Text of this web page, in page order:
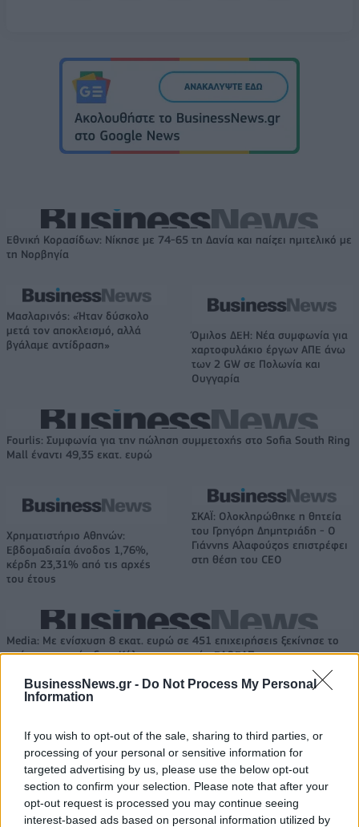
BusinessNews.gr - Do Not Process My Personal
Information
If you wish to opt-out of the sale, sharing to third parties, or
processing of your personal or sensitive information for
targeted advertising by us, please use the below opt-out
section to confirm your selection. Please note that after your
opt-out request is processed you may continue seeing
interest-based ads based on personal information utilized by
Εθνική Κορασίδων: Νίκησε με 74-65 τη Δανία και παίζει ημιτελικό με
τη Νορβηγία
Μασλαρινός: «Ήταν δύσκολο
μετά τον αποκλεισμό, αλλά
βγάλαμε αντίδραση»
Όμιλος ΔΕΗ: Νέα συμφωνία για
χαρτοφυλάκιο έργων ΑΠΕ άνω
των 2 GW σε Πολωνία και
Ουγγαρία
Fourlis: Συμφωνία για την πώληση συμμετοχής στο Sofia South Ring
Mall έναντι 49,35 εκατ. ευρώ
Χρηματιστήριο Αθηνών:
Εβδομαδιαία άνοδος 1,76%,
κέρδη 23,31% από τις αρχές
του έτους
ΣΚΑΪ: Ολοκληρώθηκε η θητεία
του Γρηγόρη Δημητριάδη - Ο
Γιάννης Αλαφούζος επιστρέφει
στη θέση του CEO
Media: Με ενίσχυση 8 εκατ. ευρώ σε 451 επιχειρήσεις ξεκίνησε το
πρόγραμμα στήριξης- Κάλυψη εισφορών ΕΔΟΕΑΠ
μπαταριών για τα υβριδικά της
ευρωπαϊκή
αυτοκινητοβιομηχανία
Νέο Audi A2 e-tron με στόχο την κορυφή της αποδοτικότητας